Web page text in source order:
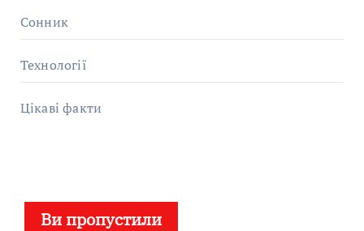
Сонник
Технології
Цікаві факти
Ви пропустили